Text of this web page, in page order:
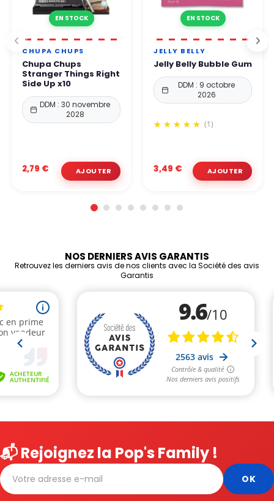
EN STOCK
CHUPA CHUPS
Chupa Chups
Stranger Things Right
Side Up x10
DDM : 30 novembre
2028
2,79 €
EN STOCK
JELLY BELLY
Jelly Belly Bubble Gum
DDM : 9 octobre
2026
(1)
3,49 €
NOS DERNIERS AVIS GARANTIS
Retrouvez les derniers avis de nos clients avec la Société des avis
Garantis
📬 Rejoignez la Pop's Family !